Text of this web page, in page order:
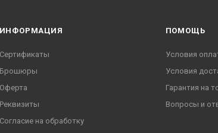
ИНФОРМАЦИЯ
Сертификаты
Брошюры
Оферта
Реквизиты
Согласие на обработку
ПОМОЩЬ
Условия
Условия
Гарантия на
Вопросы и